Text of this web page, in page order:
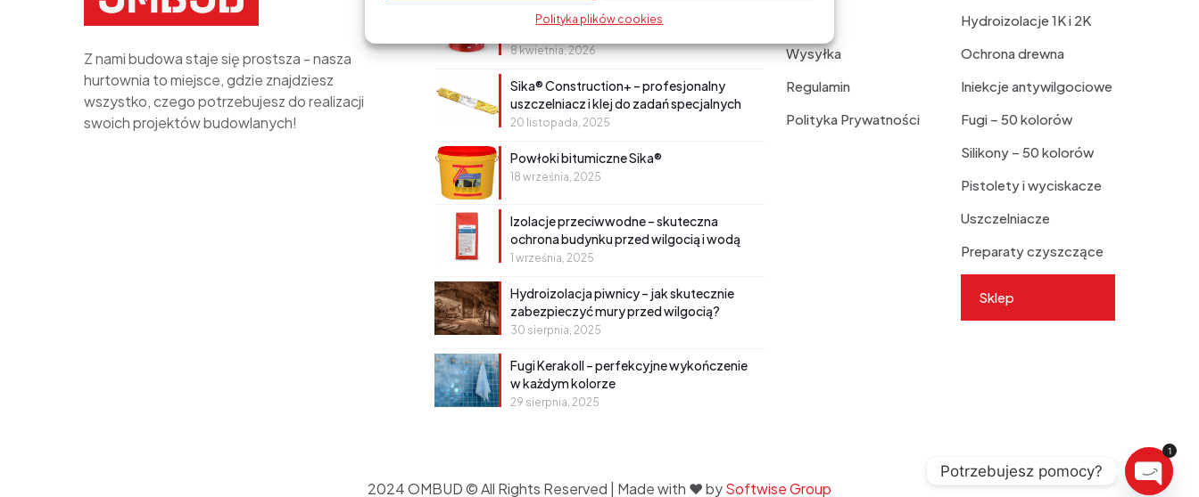
Polityka plików cookies
Z nami budowa staje się prostsza - nasza
hurtownia to miejsce, gdzie znajdziesz
wszystko, czego potrzebujesz do realizacji
swoich projektów budowlanych!
Hydroizolacja fundamentów bez
kompromisów? Postaw na sprawdzone
rozwiązanie!
8 kwietnia, 2026
Sika® Construction+ – profesjonalny
uszczelniacz i klej do zadań specjalnych
20 listopada, 2025
Powłoki bitumiczne Sika®
18 września, 2025
Izolacje przeciwwodne – skuteczna
ochrona budynku przed wilgocią i wodą
1 września, 2025
Hydroizolacja piwnicy – jak skutecznie
zabezpieczyć mury przed wilgocią?
30 sierpnia, 2025
Fugi Kerakoll – perfekcyjne wykończenie
w każdym kolorze
29 sierpnia, 2025
Wysyłka
Regulamin
Polityka Prywatności
Hydroizolacje 1K i 2K
Ochrona drewna
Iniekcje antywilgociowe
Fugi – 50 kolorów
Silikony – 50 kolorów
Pistolety i wyciskacze
Uszczelniacze
Preparaty czyszczące
Sklep
2024 OMBUD © All Rights Reserved | Made with ❤ bySoftwise Group
Potrzebujesz pomocy?
1